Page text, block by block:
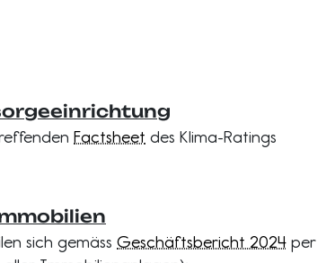
Factsheet des Klima-Ratings
sich gemäss Geschäftsbericht 2024 per